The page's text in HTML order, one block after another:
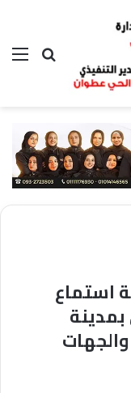
بحث عن
استماع